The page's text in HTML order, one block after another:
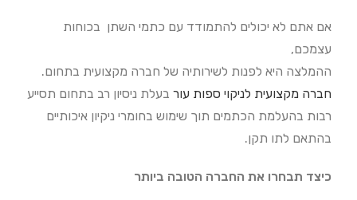
אם אתם לא יכולים להתמודד עם כתמי השתן בכוחות
עצמכם,
ההמלצה היא לפנות לשירותיה של חברה מקצועית בתחום.
חברה מקצועית לניקוי ספות עור בעלת ניסיון רב בתחום תסייע
רבות בהעלמת הכתמים תוך שימוש בחומרי ניקיון איכותיים
בהתאם לתו תקן.
כיצד תבחרו את החברה הטובה ביותר